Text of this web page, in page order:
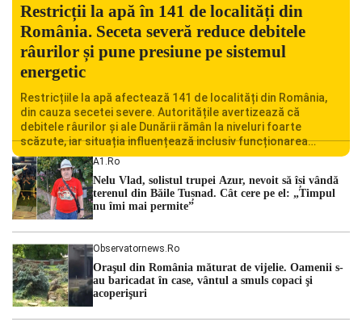
Restricții la apă în 141 de localități din
România. Seceta severă reduce debitele
râurilor și pune presiune pe sistemul
energetic
Restricțiile la apă afectează 141 de localități din România,
din cauza secetei severe. Autoritățile avertizează că
debitele râurilor și ale Dunării rămân la niveluri foarte
scăzute, iar situația influențează inclusiv funcționarea
Centralei Nucleare de la Cernavodă. România se confruntă
cu una dintre cele mai dificile perioade din punct de vedere
hidrologic din ultimii ani. Lipsa […]
A1.ro
Nelu Vlad, solistul trupei Azur, nevoit să își vândă
terenul din Băile Tușnad. Cât cere pe el: „Timpul
nu îmi mai permite”
Observatornews.ro
Oraşul din România măturat de vijelie. Oamenii s-
au baricadat în case, vântul a smuls copaci şi
acoperişuri